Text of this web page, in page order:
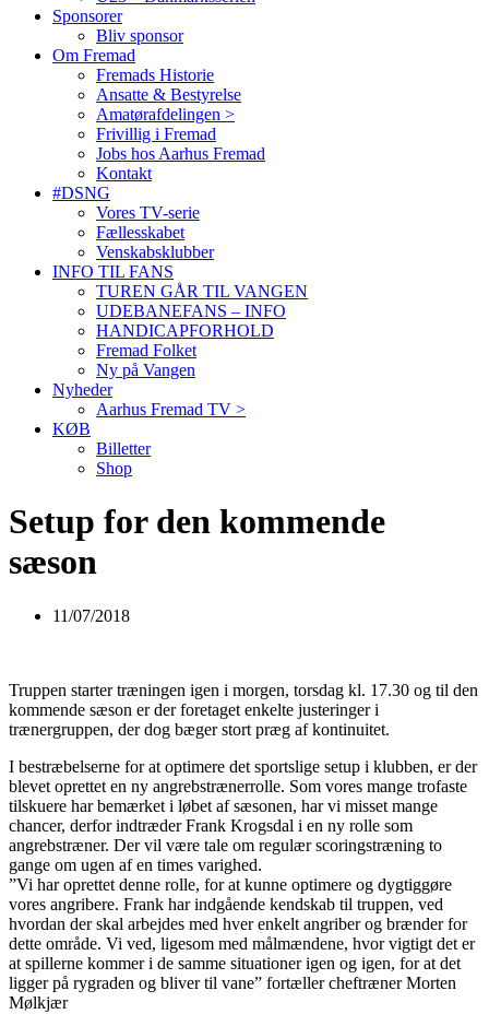
Sponsorer
Bliv sponsor
Om Fremad
Fremads Historie
Ansatte & Bestyrelse
Amatørafdelingen >
Frivillig i Fremad
Jobs hos Aarhus Fremad
Kontakt
#DSNG
Vores TV-serie
Fællesskabet
Venskabsklubber
INFO TIL FANS
TUREN GÅR TIL VANGEN
UDEBANEFANS – INFO
HANDICAPFORHOLD
Fremad Folket
Ny på Vangen
Nyheder
Aarhus Fremad TV >
KØB
Billetter
Shop
Setup for den kommende
sæson
11/07/2018
Truppen starter træningen igen i morgen, torsdag kl. 17.30 og til den
kommende sæson er der foretaget enkelte justeringer i
trænergruppen, der dog bæger stort præg af kontinuitet.
I bestræbelserne for at optimere det sportslige setup i klubben, er der
blevet oprettet en ny angrebstrænerrolle. Som vores mange trofaste
tilskuere har bemærket i løbet af sæsonen, har vi misset mange
chancer, derfor indtræder Frank Krogsdal i en ny rolle som
angrebstræner. Der vil være tale om regulær scoringstræning to
gange om ugen af en times varighed.
”Vi har oprettet denne rolle, for at kunne optimere og dygtiggøre
vores angribere. Frank har indgående kendskab til truppen, ved
hvordan der skal arbejdes med hver enkelt angriber og brænder for
dette område. Vi ved, ligesom med målmændene, hvor vigtigt det er
at spillerne kommer i de samme situationer igen og igen, for at det
ligger på rygraden og bliver til vane” fortæller cheftræner Morten
Mølkjær